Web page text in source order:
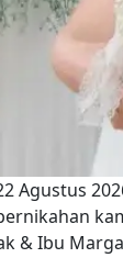
Agustus
& Ibu